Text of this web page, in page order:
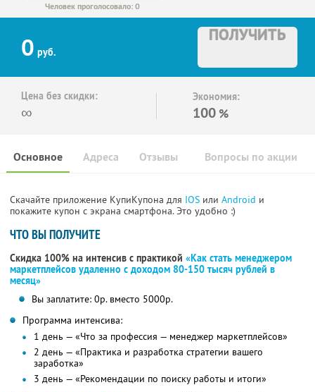
Человек проголосовало: 0
0 руб.
ПОЛУЧИТЬ
Цена без скидки:
∞
Экономия:
100 %
Основное Отзывы Вопросы по акции
Адреса
Скачайте приложение КупиКупона для IOS или Android и
покажите купон с экрана смартфона. Это удобно :)
ЧТО ВЫ ПОЛУЧИТЕ
Скидка 100% на интенсив с практикой «Как стать менеджером
маркетплейсов удаленно с доходом 80-150 тысяч рублей в
месяц»
Вы заплатите: 0р. вместо 5000р.
Программа интенсива:
1 день — «Что за профессия — менеджер маркетплейсов»
2 день — «Практика и разработка стратегии вашего
заработка»
3 день — «Рекомендации по поиску работы и итоги»